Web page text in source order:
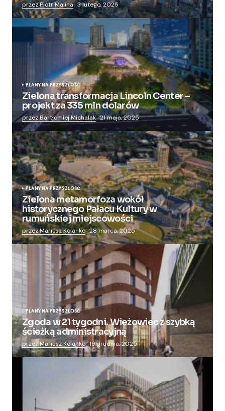
przez Piotr Malina 3 lutego, 2025
PLANY NA PRZYSZŁOŚĆ
Zielona transformacja Lincoln Center –
projekt za 335 mln dolarów
przez Bartłomiej Michalak 21 maja, 2025
PLANY NA PRZYSZŁOŚĆ
Zielona metamorfoza wokół
historycznego Pałacu Kultury w
rumuńskiej miejscowości
przez Mariusz Kolanko 28 marca, 2025
PLANY NA PRZYSZŁOŚĆ
Zgoda w 21 tygodni. Wieżowiec z szybką
ścieżką administracyjną
przez Mariusz Kolanko 19 grudnia, 2025